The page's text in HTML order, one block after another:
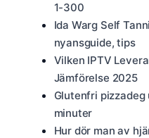
1-300
Ida Warg Self
nyansguide, tips
Vilken IPTV
Jämförelse 2025
Glutenfri pizzadeg
minuter
Hur dör man av